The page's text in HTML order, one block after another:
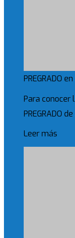
PREGRADO
Para conocer
PREGRADO
Leer más